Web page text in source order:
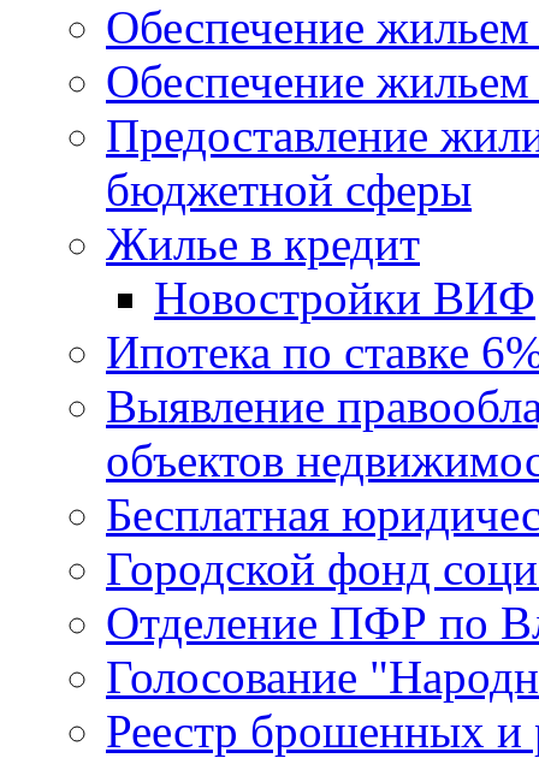
Обеспечение
Обеспечение жильем
Предоставление
бюджетной сферы
Жилье в кредит
Новостройки ВИФ
Ипотека по ставке
Выявление
объектов
Бесплатная
Городской фонд
Отделение ПФР по
Голосование
Реестр брошенных и